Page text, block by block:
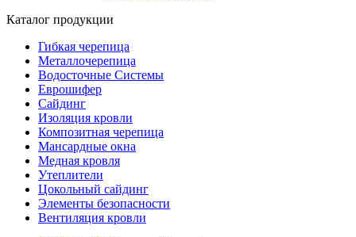
Каталог продукции
Гибкая черепица
Металлочерепица
Водосточные Системы
Еврошифер
Сайдинг
Изоляция кровли
Композитная черепица
Мансардные окна
Медная кровля
Утеплители
Цокольный сайдинг
Элементы безопасности
Вентиляция кровли